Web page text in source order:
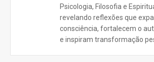
Psicologia, Filosofia e
revelando reflexões que
consciência, fortalecem o
e inspiram transformação